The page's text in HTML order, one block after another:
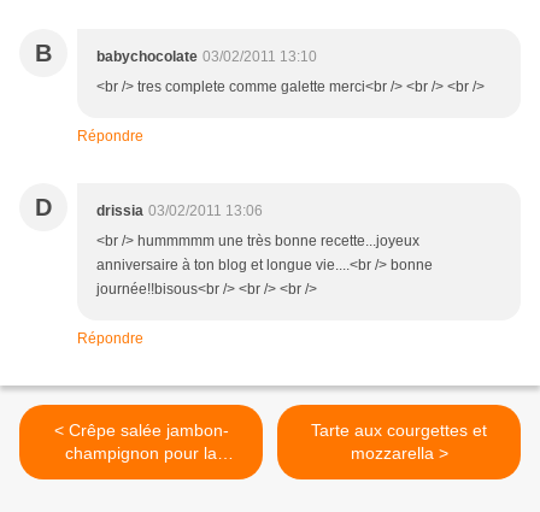
B babychocolate 03/02/2011 13:10
<br /> tres complete comme galette merci<br /> <br /> <br />
Répondre
D drissia 03/02/2011 13:06
<br /> hummmmm une très bonne recette...joyeux
anniversaire à ton blog et longue vie....<br /> bonne
journée!!bisous<br /> <br /> <br />
Répondre
< Crêpe salée jambon-
champignon pour la
chandeleur
Tarte aux courgettes et
mozzarella >